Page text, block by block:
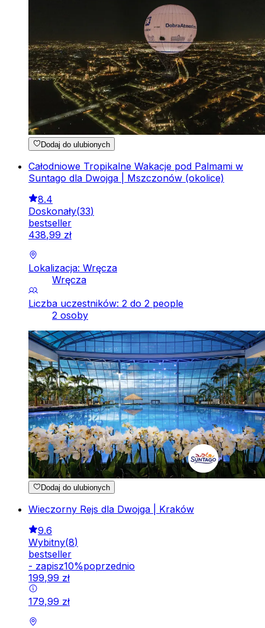
Dodaj do ulubionych
Całodniowe Tropikalne Wakacje pod Palmami w
Suntago dla Dwojga | Mszczonów (okolice)
8.4
Doskonały(33)
bestseller
438,99 zł
Lokalizacja: Wręcza
Wręcza
Liczba uczestników: 2 do 2 people
2 osoby
Dodaj do ulubionych
Wieczorny Rejs dla Dwojga | Kraków
9.6
Wybitny(8)
bestseller
- zapisz10%poprzednio
199,99 zł
179,99 zł